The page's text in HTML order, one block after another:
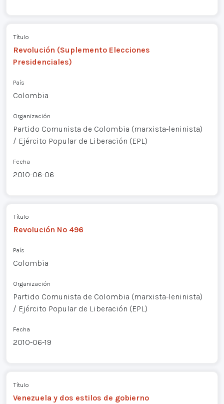
Título
Revolución (Suplemento Elecciones
Presidenciales)
País
Colombia
Organización
Partido Comunista de Colombia (marxista-leninista)
/ Ejército Popular de Liberación (EPL)
Fecha
2010-06-06
Título
Revolución Nº 496
País
Colombia
Organización
Partido Comunista de Colombia (marxista-leninista)
/ Ejército Popular de Liberación (EPL)
Fecha
2010-06-19
Título
Venezuela y dos estilos de gobierno